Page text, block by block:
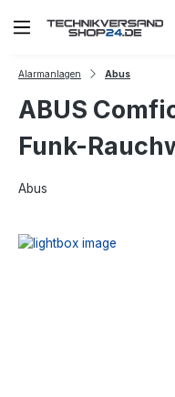
Zum Hauptinhalt springen
Alarmanlagen Abus
ABUS
Funk-
Abus